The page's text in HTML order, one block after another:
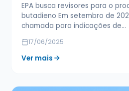
EPA busca revisores para o
butadieno Em setembro de
chamada para indicações de…
17/06/2025
Ver mais